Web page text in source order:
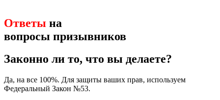
Ответы на
вопросы призывников
Законно ли то, что вы делаете?
Да, на все 100%. Для защиты ваших прав, используем
Федеральный Закон №53.